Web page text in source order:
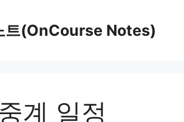
트(OnCourse Notes)
계 일정